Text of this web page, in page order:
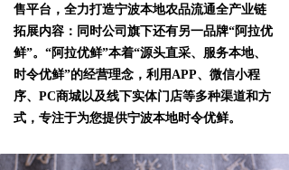
售平台，全力打造宁波本地农品流通全产业链
拓展内容：同时公司旗下还有另一品牌“阿拉优
鲜”。“阿拉优鲜”本着“源头直采、服务本地、
时令优鲜”的经营理念，利用APP、微信小程
序、PC商城以及线下实体门店等多种渠道和方
式，专注于为您提供宁波本地时令优鲜。